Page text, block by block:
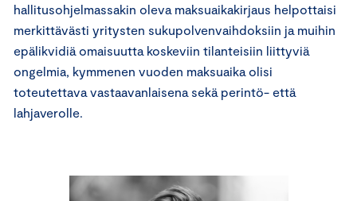
hallitusohjelmassakin oleva maksuaikakirjaus helpottaisi
merkittävästi yritysten sukupolvenvaihdoksiin ja muihin
epälikvidiä omaisuutta koskeviin tilanteisiin liittyviä
ongelmia, kymmenen vuoden maksuaika olisi
toteutettava vastaavanlaisena sekä perintö- että
lahjaverolle.